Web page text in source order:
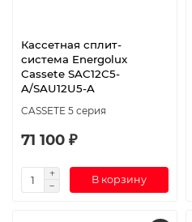
Кассетная сплит-
система Energolux
Cassete SAC12С5-
A/SAU12U5-A
CASSETE 5 серия
71 100 ₽
В корзину